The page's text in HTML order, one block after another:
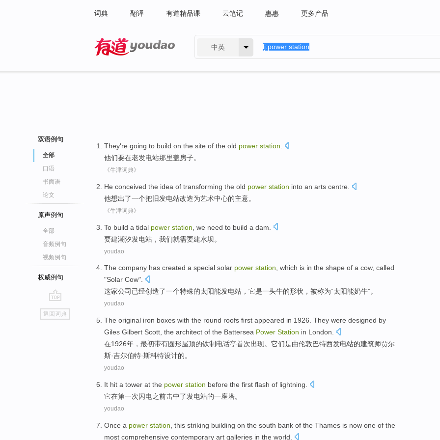
词典 翻译 有道精品课 云笔记 惠惠 更多产品
中英
双语例句
全部
口语
书面语
论文
原声例句
全部
音频例句
视频例句
权威例句
go
top
返回词典
They're going to build on the site of the old power station
他们要在老发电站那里盖房子。
《牛津词典》
He conceived the idea of transforming the old power station into an arts centre
他想出了一个把 旧发电站改造为艺术中心的主意。
《牛津词典》
To build a tidal power station , we need to build a dam.
要建潮汐发电站，我们就需要建水坝。
youdao
The company has created a special solar power station, which is in the shape of a cow, called
"Solar Cow".
这家公司已经创造了一个特殊的太阳能发电站，它是一头牛的形状，被称为“太阳能奶牛”。
youdao
The original iron boxes with the round roofs first appeared in 1926. They were designed by
Giles Gilbert Scott, the architect of the Battersea Power Station in London.
在1926年，最初带有圆形屋顶的铁制电话亭首次出现。它们是由伦敦巴特西发电站的建筑师贾尔
斯·吉尔伯特·斯科特设计的。
youdao
It hit a tower at the power station before the first flash of lightning.
它在第一次闪电之前击中了发电站的一座塔。
youdao
Once a power station , this striking building on the south bank of the Thames is now one of the
most comprehensive contemporary art galleries in the world